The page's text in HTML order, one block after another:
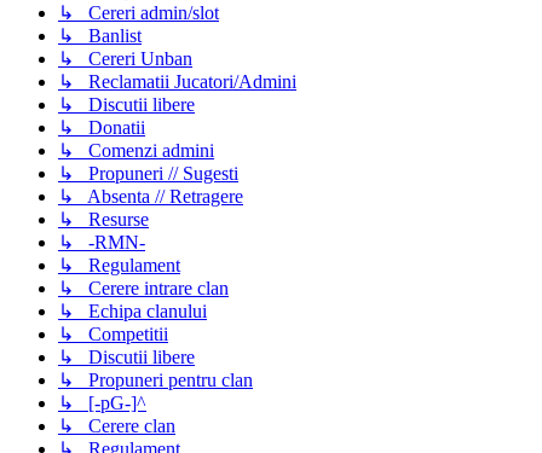
↳ Cereri admin/slot
↳ Banlist
↳ Cereri Unban
↳ Reclamatii Jucatori/Admini
↳ Discutii libere
↳ Donatii
↳ Comenzi admini
↳ Propuneri // Sugesti
↳ Absenta // Retragere
↳ Resurse
↳ -RMN-
↳ Regulament
↳ Cerere intrare clan
↳ Echipa clanului
↳ Competitii
↳ Discutii libere
↳ Propuneri pentru clan
↳ [-pG-]^
↳ Cerere clan
↳ Regulament